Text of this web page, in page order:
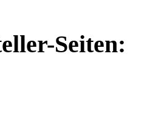
Seiten: